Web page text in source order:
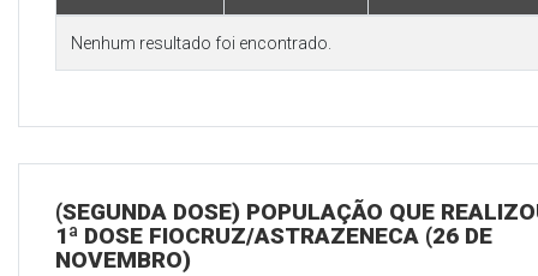
Nenhum resultado foi encontrado.
(SEGUNDA DOSE) POPULAÇÃO QUE
1ª DOSE FIOCRUZ/ASTRAZENECA (26 DE
NOVEMBRO)